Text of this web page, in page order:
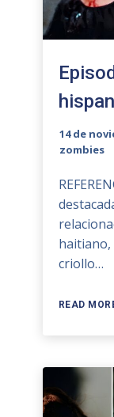
14 de
zombies
haitiano,
criollo…
READ